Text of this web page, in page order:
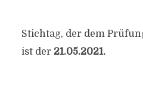
Stichtag, der dem
ist der 21.05.2021.